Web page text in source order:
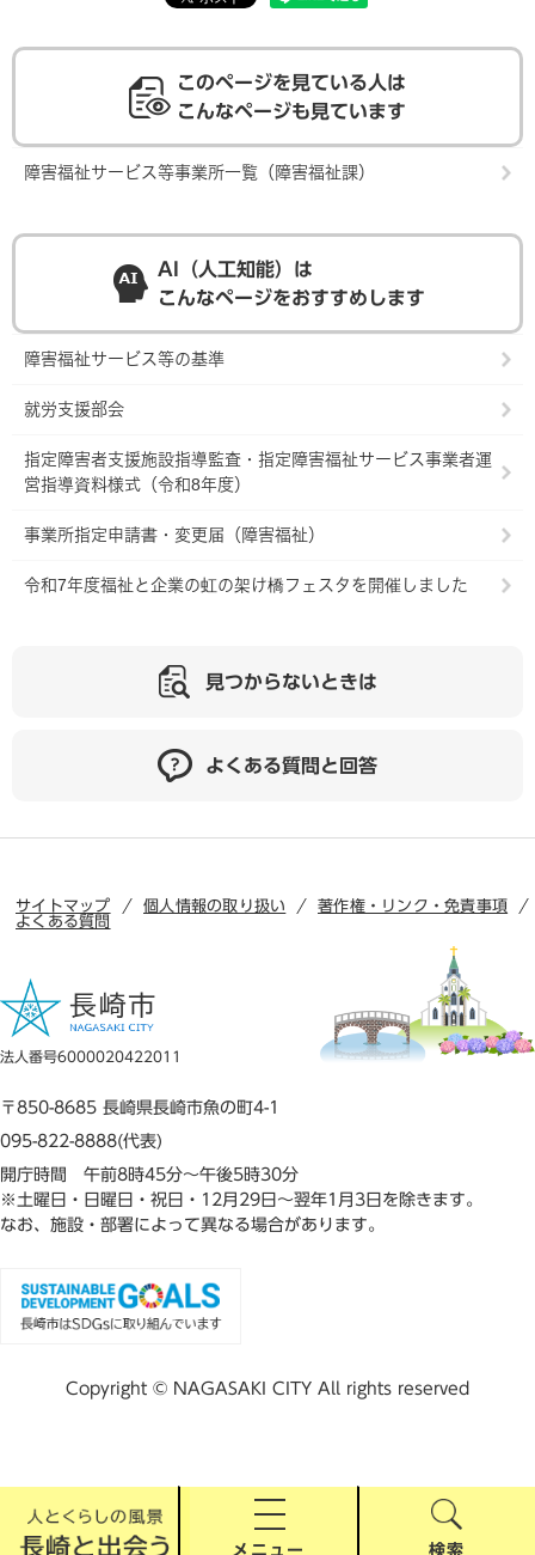
メニュー 検索
このページを見ている人は
こんなページも見ています
障害福祉サービス等事業所一覧（障害福祉課）
AI（人工知能）は
こんなページをおすすめします
障害福祉サービス等の基準
就労支援部会
指定障害者支援施設指導監査・指定障害福祉サービス事業者運
営指導資料様式（令和8年度）
事業所指定申請書・変更届（障害福祉）
令和7年度福祉と企業の虹の架け橋フェスタを開催しました
見つからないときは
よくある質問と回答
サイトマップ 個人情報の取り扱い
著作権・リンク・免責事項
よくある質問
法人番号6000020422011
〒850-8685 長崎県長崎市魚の町4-1
095-822-8888(代表)
開庁時間 午前8時45分～午後5時30分
※土曜日・日曜日・祝日・12月29日～翌年1月3日を除きます。
なお、施設・部署によって異なる場合があります。
Copyright © NAGASAKI CITY All rights reserved